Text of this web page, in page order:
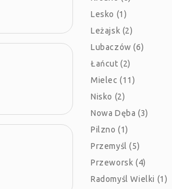
Lesko (1)
Leżajsk (2)
Lubaczów (6)
Łańcut (2)
Mielec (11)
Nisko (2)
Nowa Dęba (3)
Pilzno (1)
Przemyśl (5)
Przeworsk (4)
Radomyśl Wielki (1)